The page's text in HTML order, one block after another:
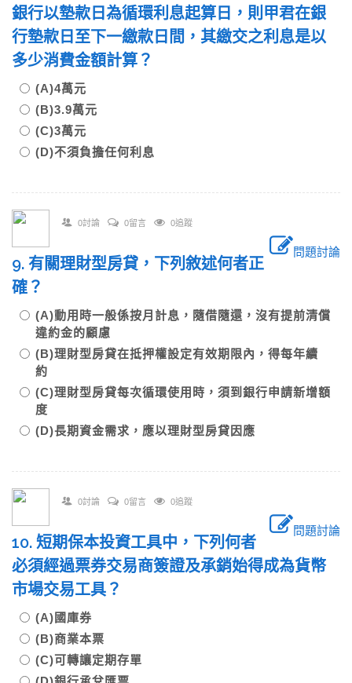
銀行以墊款日為循環利息起算日，則甲君在銀
行墊款日至下一繳款日間，其繳交之利息是以
多少消費金額計算？
(A)4萬元
(B)3.9萬元
(C)3萬元
(D)不須負擔任何利息
0討論 0留言 0追蹤
問題討論
9. 有關理財型房貸，下列敘述何者正
確？
(A)動用時一般係按月計息，隨借隨還，沒有提前清償
違約金的顧慮
(B)理財型房貸在抵押權設定有效期限內，得每年續
約
(C)理財型房貸每次循環使用時，須到銀行申請新增額
度
(D)長期資金需求，應以理財型房貸因應
0討論 0留言 0追蹤
問題討論
10. 短期保本投資工具中，下列何者
必須經過票券交易商簽證及承銷始得成為貨幣
市場交易工具？
(A)國庫券
(B)商業本票
(C)可轉讓定期存單